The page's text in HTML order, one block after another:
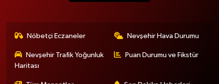
Nöbetçi Eczaneler Nevşehir Hava Durumu
Nevşehir Trafik Yoğunluk
Haritası
Puan Durumu ve Fikstür